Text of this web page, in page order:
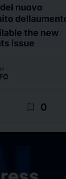
nuovo
the new
issue
bookmark_border 0